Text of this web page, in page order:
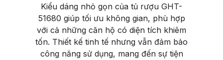
Kiểu dáng nhỏ gọn của tủ rượu GHT-
51680 giúp tối ưu không gian, phù hợp
với cả những căn hộ có diện tích khiêm
tốn. Thiết kế tinh tế nhưng vẫn đảm bảo
công năng sử dụng, mang đến sự tiện